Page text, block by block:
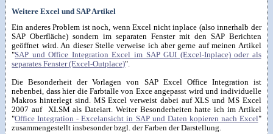
Weitere Excel und SAP Artikel
Ein anderes Problem ist noch, wenn Excel nicht inplace (also innerhalb der
SAP Oberfläche) sondern im separaten Fenster mit den SAP Berichten
geöffnet wird. An dieser Stelle verweise ich aber gerne auf meinen Artikel
"SAP und Office Integration Excel im SAP GUI (Excel-Inplace) oder als
separates Fenster (Excel-Outplace)".
Die Besonderheit der Vorlagen von SAP Excel Office Integration ist
nebenbei, dass hier die Farbtalle von Exce angepasst wird und individuelle
Makros hinterlegt sind. MS Excel verweist dabei auf XLS und MS Excel
2007 auf XLSM als Dateiart. Weiter Besonderheiten hatte ich im Artikel
"Office Integration - Excelansicht in SAP und Daten kopieren nach Excel"
zusammengestellt insbesonder bzgl. der Farben der Darstellung.